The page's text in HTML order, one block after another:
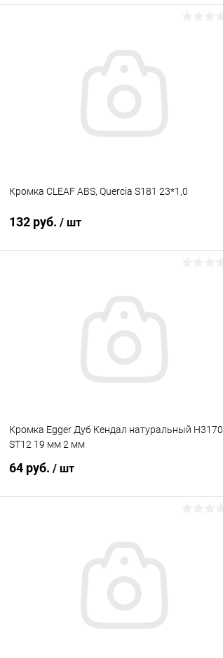
Кромка CLEAF ABS, Quercia S181 23*1,0
132 руб. / шт
Кромка Egger Дуб Кендал натуральный Н3170
ST12 19 мм 2 мм
64 руб. / шт